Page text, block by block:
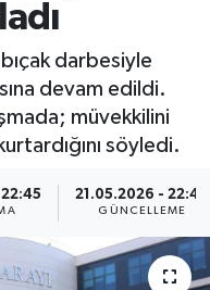
darbesiyle
devam edildi.
müvekkilini
söyledi.
21.05.2026 - 22:46
GÜNCELLEME